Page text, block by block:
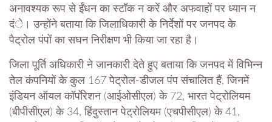
अनावश्यक रूप से ईंधन का स्टॉक न करें और अफवाहों पर ध्यान न
दंे। उन्होंने बताया कि जिलाधिकारी के निर्देशों पर जनपद के
पैट्रोल पंपों का सघन निरीक्षण भी किया जा रहा है।
जिला पूर्ति अधिकारी ने जानकारी देते हुए बताया कि जनपद में विभिन्न
तेल कंपनियों के कुल 167 पेट्रोल-डीजल पंप संचालित हैं, जिनमें
इंडियन ऑयल कॉर्पाेरेशन (आईओसीएल) के 72, भारत पेट्रोलियम
(बीपीसीएल) के 34, हिंदुस्तान पेट्रोलियम (एचपीसीएल) के 41,